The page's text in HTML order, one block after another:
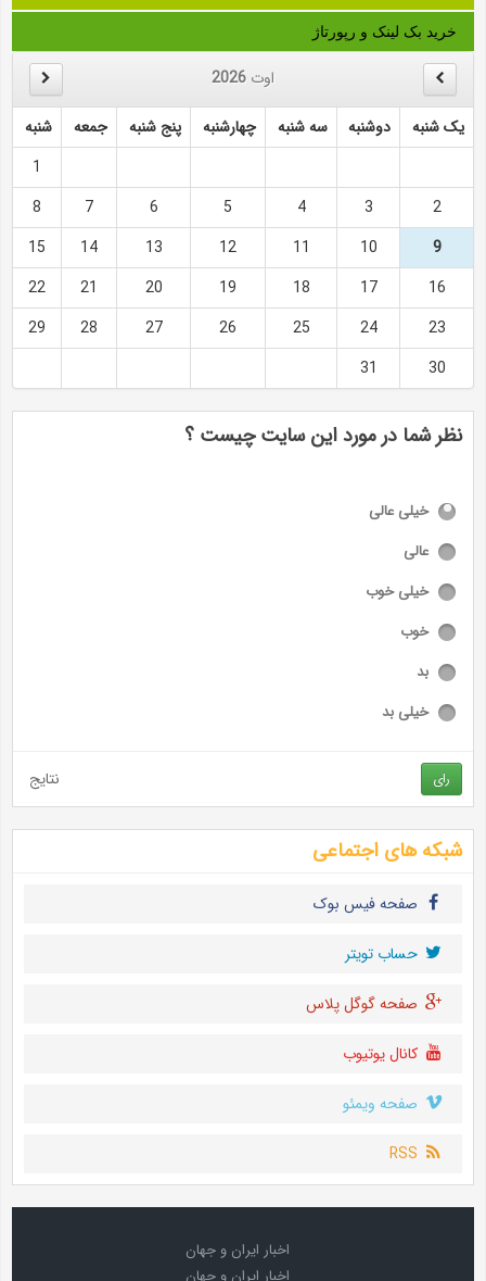
خرید بک لینک و رپورتاژ
اوت 2026
یک شنبه دوشنبه سه شنبه چهارشنبه پنج شنبه جمعه
شنبه
1
2
3
4
5
6
7
8
9
10
11
12
13
14
15
16
17
18
19
20
21
22
23
24
25
26
27
28
29
30
31
نظر شما در مورد این سایت چیست ؟
خیلی عالی
عالی
خیلی خوب
خوب
بد
خیلی بد
رای نتایج
شبکه های اجتماعی
صفحه فیس بوک
حساب تويتر
صفحه گوگل پلاس
کانال یوتیوب
صفحه ویمئو
RSS
اخبار ایران و جهان
اخبار ایران و جهان